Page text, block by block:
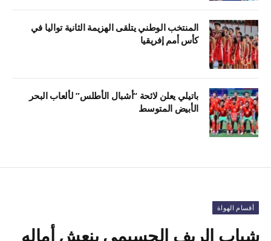
المنتخب الوطني يتلقى الهزيمة الثانية تواليا في
كأس أمم إفريقيا
باتيلي يعلن لائحة “أشبال الأطلس” لألعاب البحر
الأبيض المتوسط
أقسام الهواة
شباب الريف الحسيمي ينعش أماله